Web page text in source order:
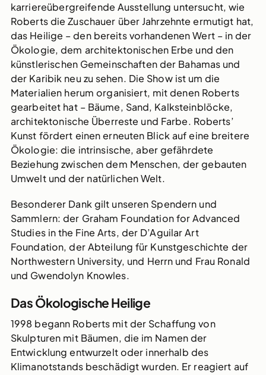
karriereübergreifende Ausstellung untersucht, wie
Roberts die Zuschauer über Jahrzehnte ermutigt hat,
das Heilige – den bereits vorhandenen Wert – in der
Ökologie, dem architektonischen Erbe und den
künstlerischen Gemeinschaften der Bahamas und
der Karibik neu zu sehen. Die Show ist um die
Materialien herum organisiert, mit denen Roberts
gearbeitet hat – Bäume, Sand, Kalksteinblöcke,
architektonische Überreste und Farbe. Roberts’
Kunst fördert einen erneuten Blick auf eine breitere
Ökologie: die intrinsische, aber gefährdete
Beziehung zwischen dem Menschen, der gebauten
Umwelt und der natürlichen Welt.
Besonderer Dank gilt unseren Spendern und
Sammlern: der Graham Foundation for Advanced
Studies in the Fine Arts, der D’Aguilar Art
Foundation, der Abteilung für Kunstgeschichte der
Northwestern University, und Herrn und Frau Ronald
und Gwendolyn Knowles.
Das Ökologische Heilige
1998 begann Roberts mit der Schaffung von
Skulpturen mit Bäumen, die im Namen der
Entwicklung entwurzelt oder innerhalb des
Klimanotstands beschädigt wurden. Er reagiert auf